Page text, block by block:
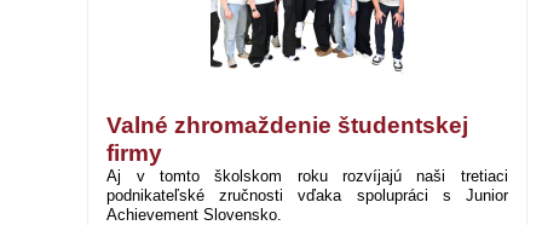
Valné zhromaždenie študentskej
firmy
Aj v tomto školskom roku rozvíjajú naši tretiaci
podnikateľské zručnosti vďaka spolupráci s Junior
Achievement Slovensko.